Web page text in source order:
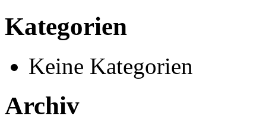
Kategorien
Keine Kategorien
Archiv